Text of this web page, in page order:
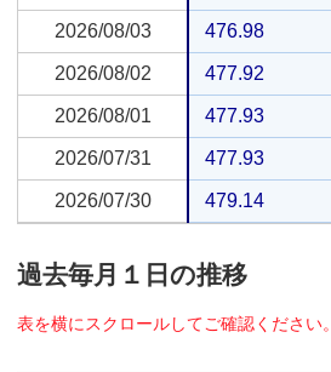
2026/08/03 476.98
2026/08/02 477.92
2026/08/01 477.93
2026/07/31 477.93
2026/07/30 479.14
2026/08/03
2026/08/02
2026/08/01
2026/07/31
2026/07/30
過去毎月１日の推移
表を横にスクロールしてご確認ください。